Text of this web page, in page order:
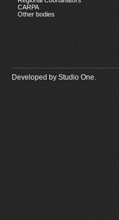
CARPA
Other bodies
Developed by Studio One.